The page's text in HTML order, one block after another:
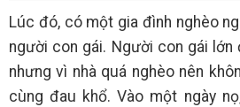
Lúc đó, có một gia đình nghèo
người con gái. Người con gái lớn
nhưng vì nhà quá nghèo nên
cùng đau khổ. Vào một ngày